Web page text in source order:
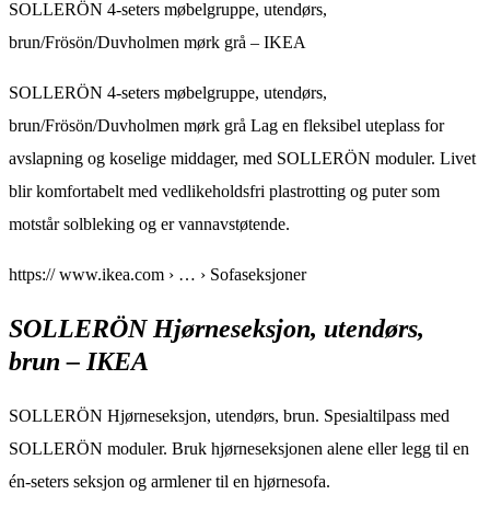
SOLLERÖN 4-seters møbelgruppe, utendørs,
brun/Frösön/Duvholmen mørk grå – IKEA
SOLLERÖN 4-seters møbelgruppe, utendørs,
brun/Frösön/Duvholmen mørk grå Lag en fleksibel uteplass for
avslapning og koselige middager, med SOLLERÖN moduler. Livet
blir komfortabelt med vedlikeholdsfri plastrotting og puter som
motstår solbleking og er vannavstøtende.
https:// www.ikea.com › … › Sofaseksjoner
SOLLERÖN Hjørneseksjon, utendørs,
brun – IKEA
SOLLERÖN Hjørneseksjon, utendørs, brun. Spesialtilpass med
SOLLERÖN moduler. Bruk hjørneseksjonen alene eller legg til en
én-seters seksjon og armlener til en hjørnesofa.